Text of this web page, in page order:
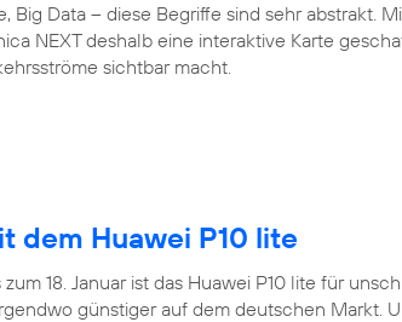
Big Data – diese Begriffe sind sehr abstrakt.
NEXT deshalb eine interaktive Karte
sichtbar macht.
dem Huawei P10 lite
18. Januar ist das Huawei P10 lite für
günstiger auf dem deutschen Markt.